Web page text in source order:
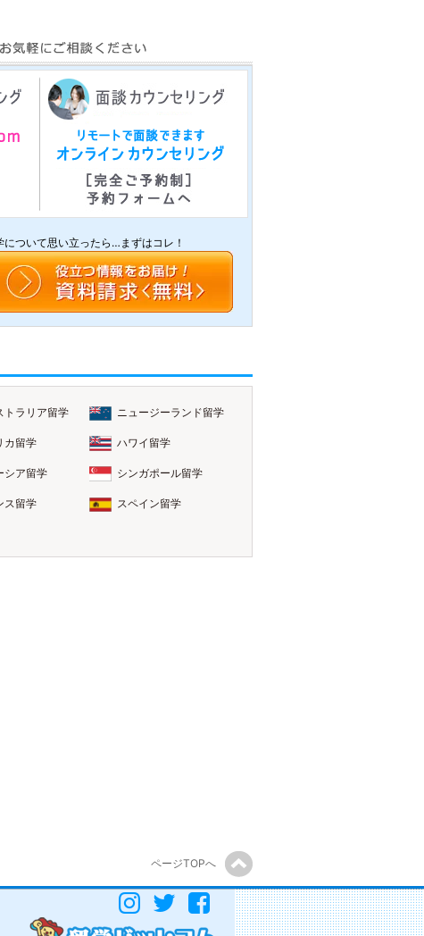
について思い立ったら…まずはコレ！
トラリア留学 ニュージーランド留学
カ留学 ハワイ留学
シア留学 シンガポール留学
ス留学 スペイン留学
ページTOPへ